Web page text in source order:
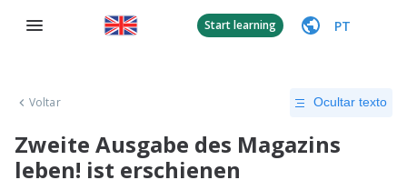
Start learning PT
Voltar Ocultar texto
Zweite Ausgabe des Magazins
leben! ist erschienen